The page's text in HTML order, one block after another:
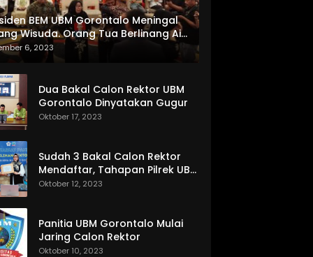
BEM UBM Gorontalo Meningal
Wisuda. Orang Tua Berlinang Air
Menerima SKL dan Pemasangan
6, 2023
Dua Bakal Calon Rektor UBM
Gorontalo Dinyatakan Gugur
Oktober 17, 2023
Sudah 3 Bakal Calon Rektor
Mendaftar, Tahapan Pilrek UBM
Gorontalo Makin Seru
Oktober 12, 2023
Panitia UBM Gorontalo Mulai
Jaring Calon Rektor
Oktober 10, 2023